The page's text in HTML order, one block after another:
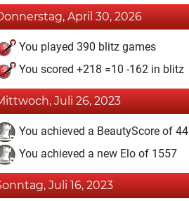
April 30, 2026
You played 390 blitz games
You scored +218 =10 -162 in blitz
Juli 26, 2023
You achieved a BeautyScore of 44
You achieved a new Elo of 1557
Juli 16, 2023